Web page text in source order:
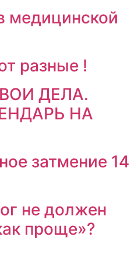
медицинской
разные !
ДЕЛА.
НА
затмение 14
не должен
проще»?